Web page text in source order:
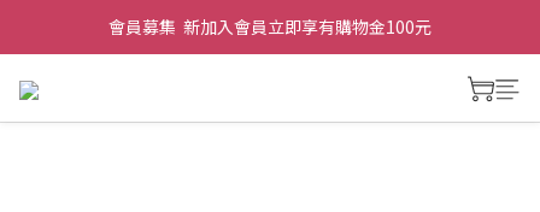
會員募集  新加入會員立即享有購物金100元